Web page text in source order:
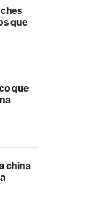
que
que
china